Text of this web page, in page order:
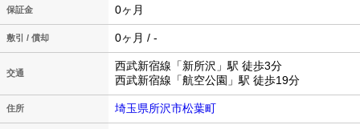
保証金 0ヶ月
敷引 / 償却 0ヶ月 / -
交通
西武新宿線「新所沢」駅 徒歩3分
西武新宿線「航空公園」駅 徒歩19分
住所 埼玉県所沢市松葉町